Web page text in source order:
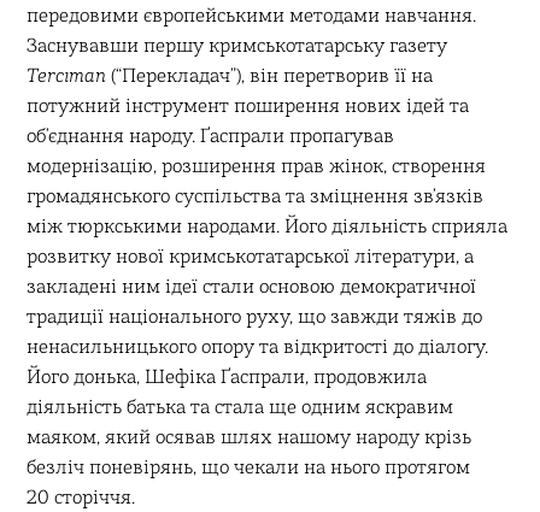
передовими європейськими методами навчання.
Заснувавши першу кримськотатарську газету
Tercıman(“Перекладач”), він перетворив її на
потужний інструмент поширення нових ідей та
об’єднання народу. Ґаспрали пропагував
модернізацію, розширення прав жінок, створення
громадянського суспільства та зміцнення зв’язків
між тюркськими народами. Його діяльність сприяла
розвитку нової кримськотатарської літератури, а
закладені ним ідеї стали основою демократичної
традиції національного руху, що завжди тяжів до
ненасильницького опору та відкритості до діалогу.
Його донька, Шефіка Ґаспрали, продовжила
діяльність батька та стала ще одним яскравим
маяком, який осявав шлях нашому народу крізь
безліч поневірянь, що чекали на нього протягом
20 сторіччя.